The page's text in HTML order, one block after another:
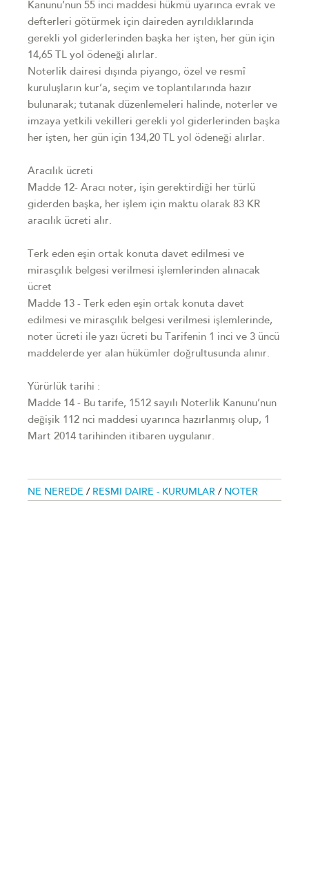
Kanunu’nun 55 inci maddesi hükmü uyarınca evrak ve
defterleri götürmek için daireden ayrıldıklarında
gerekli yol giderlerinden başka her işten, her gün için
14,65 TL yol ödeneği alırlar.
Noterlik dairesi dışında piyango, özel ve resmî
kuruluşların kur’a, seçim ve toplantılarında hazır
bulunarak; tutanak düzenlemeleri halinde, noterler ve
imzaya yetkili vekilleri gerekli yol giderlerinden başka
her işten, her gün için 134,20 TL yol ödeneği alırlar.
Aracılık ücreti
Madde 12- Aracı noter, işin gerektirdiği her türlü
giderden başka, her işlem için maktu olarak 83 KR
aracılık ücreti alır.
Terk eden eşin ortak konuta davet edilmesi ve
mirasçılık belgesi verilmesi işlemlerinden alınacak
ücret
Madde 13 - Terk eden eşin ortak konuta davet
edilmesi ve mirasçılık belgesi verilmesi işlemlerinde,
noter ücreti ile yazı ücreti bu Tarifenin 1 inci ve 3 üncü
maddelerde yer alan hükümler doğrultusunda alınır.
Yürürlük tarihi :
Madde 14 - Bu tarife, 1512 sayılı Noterlik Kanunu’nun
değişik 112 nci maddesi uyarınca hazırlanmış olup, 1
Mart 2014 tarihinden itibaren uygulanır.
NE NEREDE / RESMI DAIRE - KURUMLAR / NOTER